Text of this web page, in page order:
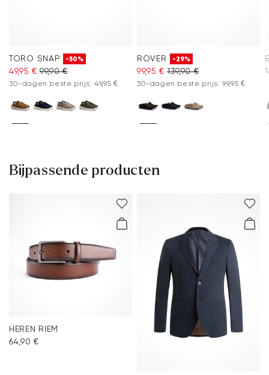
TORO SNAP -50%
49,95 € 99,90 €
30-dagen beste prijs: 49,95 €
ROVER -29%
99,95 € 139,90 €
30-dagen beste prijs: 99,95 €
Bijpassende producten
HEREN RIEM
64,90 €